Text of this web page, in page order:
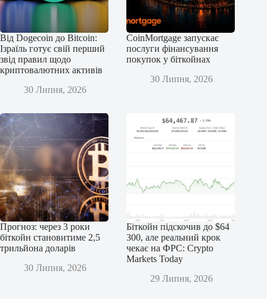
Від Dogecoin до Bitcoin:
Ізраїль готує свій перший
звід правил щодо
криптовалютних активів
30 Липня, 2026
CoinMortgage запускає
послуги фінансування
покупок у біткойнах
30 Липня, 2026
Прогноз: через 3 роки
біткойн становитиме 2,5
трильйона доларів
30 Липня, 2026
Біткойн підскочив до $64
300, але реальний крок
чекає на ФРС: Crypto
Markets Today
29 Липня, 2026